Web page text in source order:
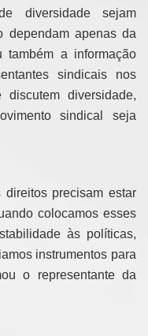
diversidade sejam
dependam apenas da
também a informação
sindicais nos
diversidade,
sindical seja
direitos precisam estar
colocamos esses
às políticas,
instrumentos para
o representante da